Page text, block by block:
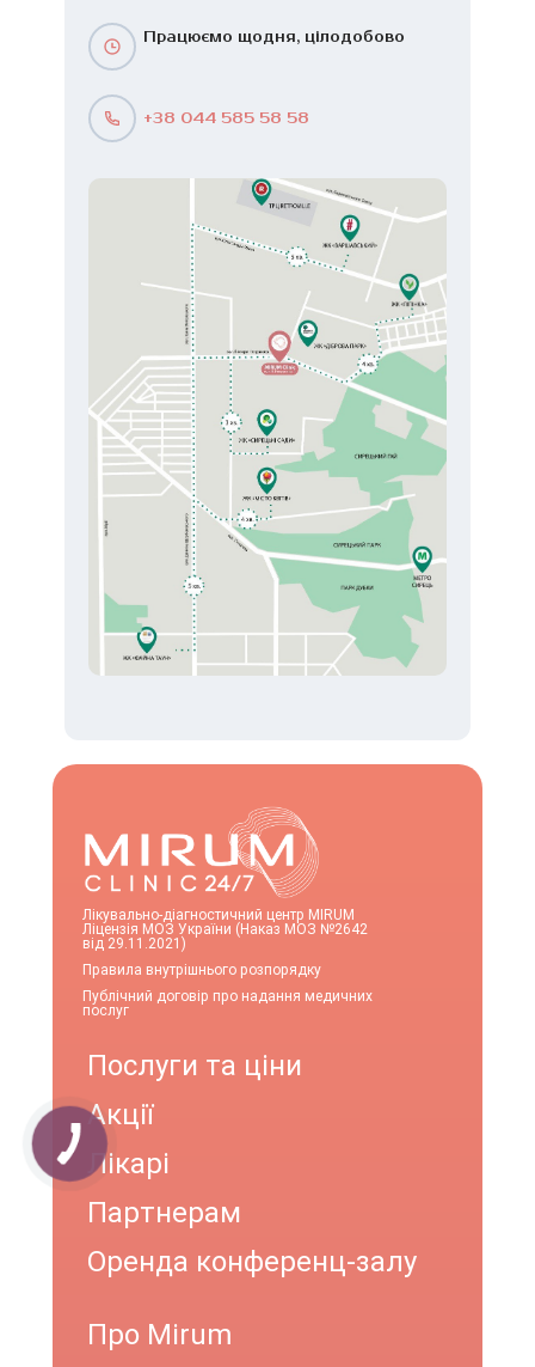
Працюємо щодня, цілодобово
+38 044 585 58 58
Лікувально-діагностичний центр MIRUM
Ліцензія МОЗ України (Наказ МОЗ №2642
від 29.11.2021)
Правила внутрішнього розпорядку
Публічний договір про надання медичних
послуг
Послуги та ціни
Акції
Лікарі
Партнерам
Оренда конференц-залу
Про Mirum